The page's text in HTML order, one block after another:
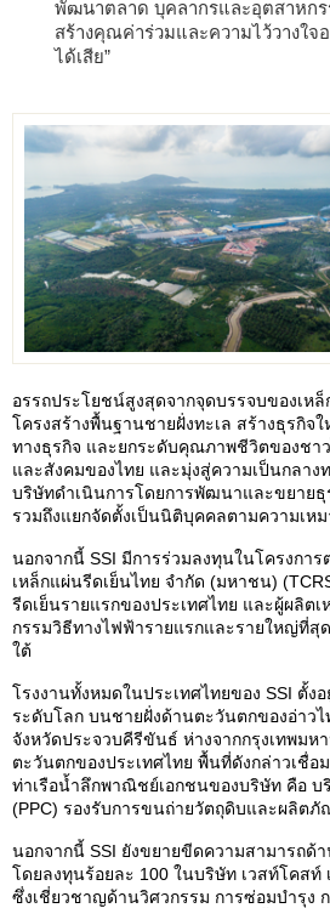
พัฒนาตลาด บุคลากรและอุตสาหก
สร้างคุณค่าร่วมและความไว้วางใจ
ได้เสีย”
อรรถประโยชน์สูงสุดจากจุดบรรจบของเห
โครงสร้างพื้นฐานชายฝั่งทะเล สร้างธุรกิจ
ทางธุรกิจ และยกระดับคุณภาพชีวิตของชา
และสังคมของไทย และมุ่งสู่ความเป็นกลาง
บริษัทดำเนินการโดยการพัฒนาและขยายธุ
รวมถึงแยกจัดตั้งเป็นนิติบุคคลตามความเห
นอกจากนี้ SSI มีการร่วมลงทุนในโครงกา
เหล็กแผ่นรีดเย็นไทย จำกัด (มหาชน)
รีดเย็นรายแรกของประเทศไทย และผู้ผลิต
กรรมวิธีทางไฟฟ้ารายแรกและรายใหญ่ที่สุด
ใต้
โรงงานทั้งหมดในประเทศไทยของ SSI ตั้ง
ระดับโลก บนชายฝั่งด้านตะวันตกของอ่าวไ
จังหวัดประจวบคีรีขันธ์ ห่างจากกรุงเทพมห
ตะวันตกของประเทศไทย พื้นที่ดังกล่าวเชื่อ
ท่าเรือน้ำลึกพาณิชย์เอกชนของบริษัท คือ บ
(PPC) รองรับการขนถ่ายวัตถุดิบและผลิต
นอกจากนี้ SSI ยังขยายขีดความสามารถด้
โดยลงทุนร้อยละ 100 ในบริษัท เวสท์โคสท์
ซึ่งเชี่ยวชาญด้านวิศวกรรม การซ่อมบำรุง